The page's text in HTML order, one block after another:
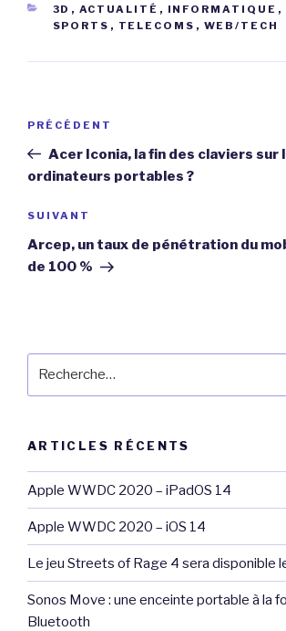
CATÉGORIES
3D , ACTUALITÉ , INFORMATIQUE ,
SPORTS , TELECOMS , WEB/TECH
Navigation
l’article
Article
précédent
PRÉCÉDENT
Acer Iconia, la fin des claviers sur
ordinateurs portables ?
Article
suivant
SUIVANT
Arcep, un taux de pénétration du
de 100 %
ARTICLES RÉCENTS
Apple WWDC 2020 – iPadOS 14
Apple WWDC 2020 – iOS 14
Le jeu Streets of Rage 4 sera disponible
Sonos Move : une enceinte portable à la
Bluetooth